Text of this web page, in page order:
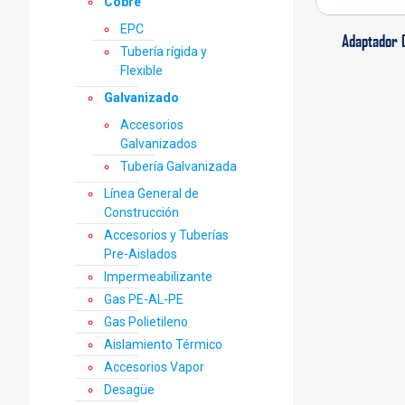
Adaptador
EPC
Tubería rígida y
Flexible
Galvanizado
Accesorios
Galvanizados
Tubería Galvanizada
Línea General de
Construcción
Accesorios y Tuberías
Pre-Aislados
Impermeabilizante
Gas PE-AL-PE
Gas Polietileno
Aislamiento Térmico
Accesorios Vapor
Desagüe